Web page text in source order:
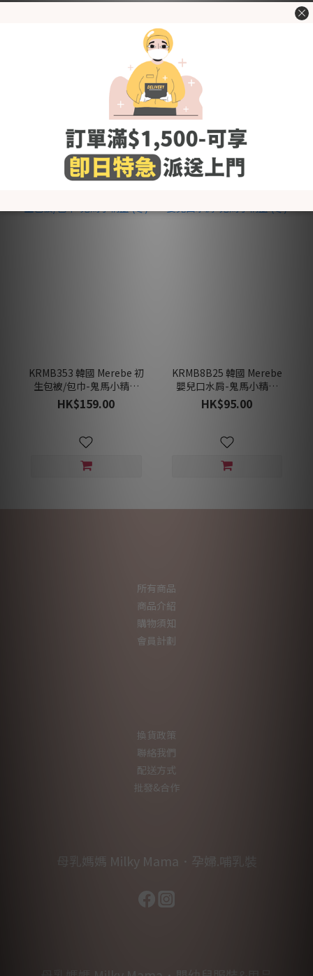
居套裝-鬼馬小精靈 (冬)
HK$132.30
KRMB467 韓國 Merebe 嬰
兒睡眠防踢背心-鬼馬小精
HK$146.30
HK$209.00
KRMB353 韓國 Merebe 初
生包被/包巾-鬼馬小精靈
(冬)
HK$159.00
KRMB8B25 韓國 Merebe
嬰兒口水肩-鬼馬小精靈
(冬)
HK$95.00
所有商品
商品介紹
購物須知
會員計劃
換貨政策
聯絡我們
配送方式
批發&合作
母乳媽媽 Milky Mama．孕婦.哺乳裝